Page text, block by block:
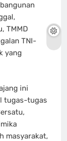
TMMD
TNI-
yang
ini
tugas-tugas
masyarakat,